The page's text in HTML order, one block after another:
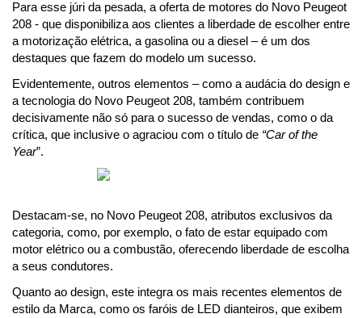
Para esse júri da pesada, a oferta de motores do Novo Peugeot
208 - que disponibiliza aos clientes a liberdade de escolher entre
a motorização elétrica, a gasolina ou a diesel – é um dos
destaques que fazem do modelo um sucesso.
Evidentemente, outros elementos – como a audácia do design e
a tecnologia do Novo Peugeot 208, também contribuem
decisivamente não só para o sucesso de vendas, como o da
crítica, que inclusive o agraciou com o título de “Car of the
Year”.
Destacam-se, no Novo Peugeot 208, atributos exclusivos da
categoria, como, por exemplo, o fato de estar equipado com
motor elétrico ou a combustão, oferecendo liberdade de escolha
a seus condutores.
Quanto ao design, este integra os mais recentes elementos de
estilo da Marca, como os faróis de LED dianteiros, que exibem